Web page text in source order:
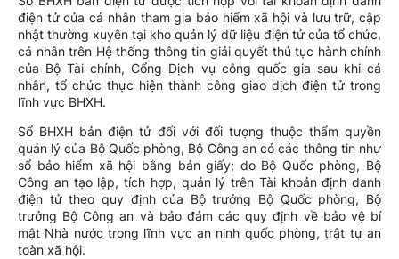
điện tử của cá nhân tham gia bảo hiểm xã hội và lưu trữ, cập
nhật thường xuyên tại kho quản lý dữ liệu điện tử của tổ chức,
cá nhân trên Hệ thống thông tin giải quyết thủ tục hành chính
của Bộ Tài chính, Cổng Dịch vụ công quốc gia sau khi cá
nhân, tổ chức thực hiện thành công giao dịch điện tử trong
lĩnh vực BHXH.
Sổ BHXH bản điện tử đối với đối tượng thuộc thẩm quyền
quản lý của Bộ Quốc phòng, Bộ Công an có các thông tin như
sổ bảo hiểm xã hội bằng bản giấy; do Bộ Quốc phòng, Bộ
Công an tạo lập, tích hợp, quản lý trên Tài khoản định danh
điện tử theo quy định của Bộ trưởng Bộ Quốc phòng, Bộ
trưởng Bộ Công an và bảo đảm các quy định về bảo vệ bí
mật Nhà nước trong lĩnh vực an ninh quốc phòng, trật tự an
toàn xã hội.